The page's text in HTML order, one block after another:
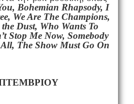
Bohemian Rhapsody, I
We Are The Champions,
Dust, Who Wants To
Stop Me Now, Somebody
The Show Must Go On